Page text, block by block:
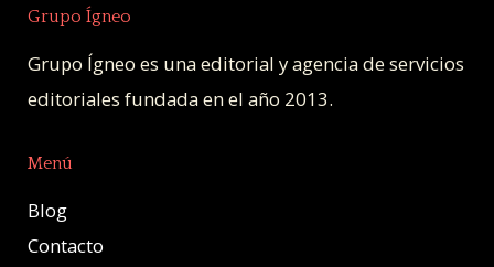
Grupo Ígneo
Grupo Ígneo es una editorial y agencia de servicios
editoriales fundada en el año 2013.
Menú
Blog
Contacto